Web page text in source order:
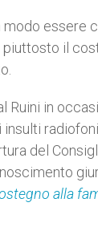
essere
piuttosto il
Ruini in
del
alla